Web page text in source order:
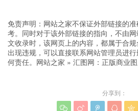
免责声明：网站之家不保证外部链接的
考。同时对于该外部链接的指向，不由
文收录时，该网页上的内容，都属于合
出现违规，可以直接联系网站管理员进
何责任。 网站之家 » 汇图网：正版商业
分享到：
    